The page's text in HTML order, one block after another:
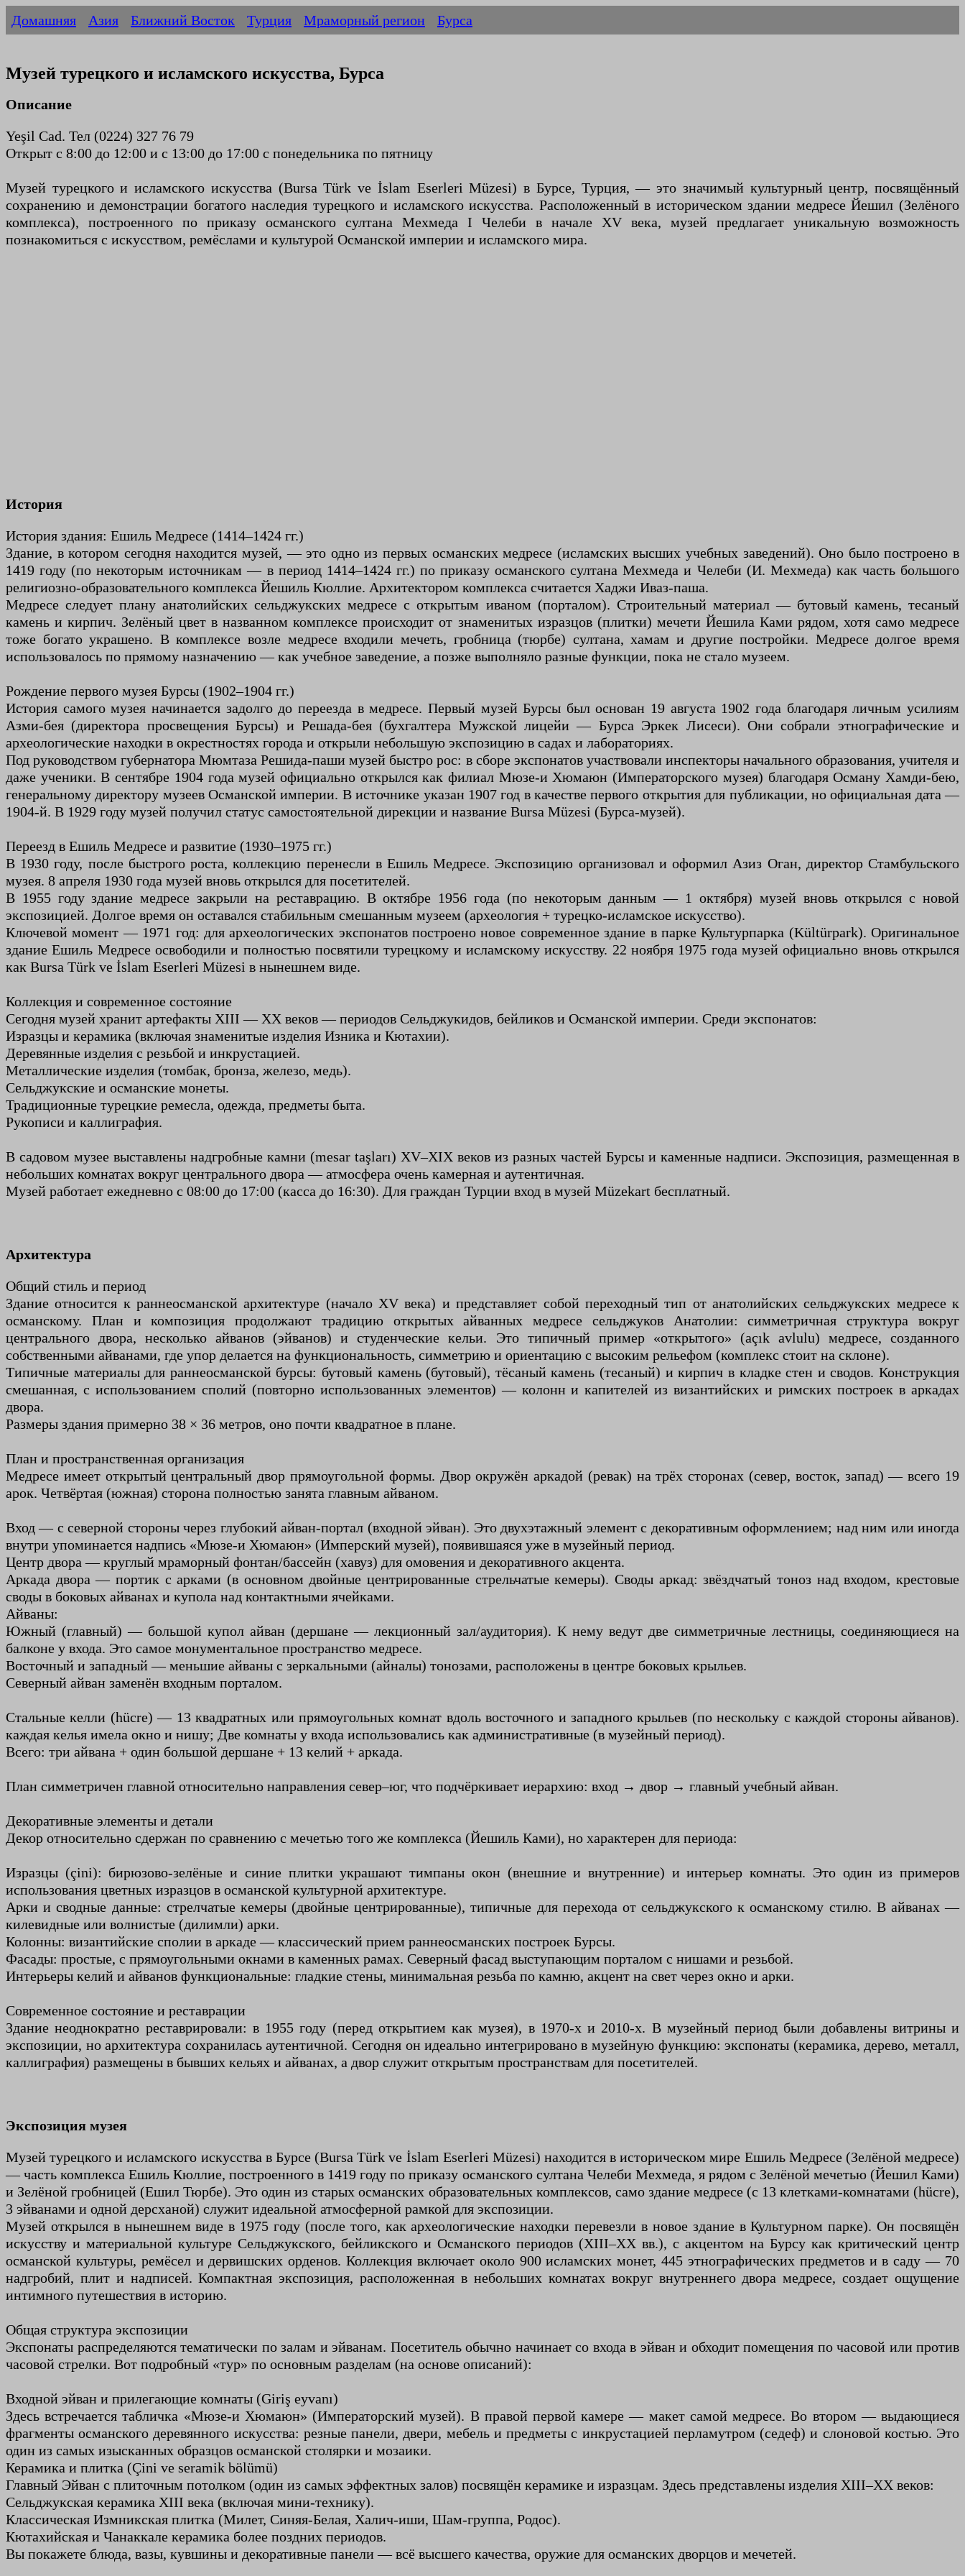
Домашняя Азия Ближний Восток Турция Мраморный регион Бурса
Музей турецкого и исламского искусства, Бурса
Описание
Yeşil Cad. Тел (0224) 327 76 79
Открыт с 8:00 до 12:00 и с 13:00 до 17:00 с понедельника по пятницу
Музей турецкого и исламского искусства (Bursa Türk ve İslam Eserleri Müzesi) в Бурсе, Турция, — это значимый культурный центр, посвящённый
сохранению и демонстрации богатого наследия турецкого и исламского искусства. Расположенный в историческом здании медресе Йешил (Зелёного
комплекса), построенного по приказу османского султана Мехмеда I Челеби в начале XV века, музей предлагает уникальную возможность
познакомиться с искусством, ремёслами и культурой Османской империи и исламского мира.
История
История здания: Ешиль Медресе (1414–1424 гг.)
Здание, в котором сегодня находится музей, — это одно из первых османских медресе (исламских высших учебных заведений). Оно было построено в
1419 году (по некоторым источникам — в период 1414–1424 гг.) по приказу османского султана Мехмеда и Челеби (И. Мехмеда) как часть большого
религиозно-образовательного комплекса Йешиль Кюллие. Архитектором комплекса считается Хаджи Иваз-паша.
Медресе следует плану анатолийских сельджукских медресе с открытым иваном (порталом). Строительный материал — бутовый камень, тесаный
камень и кирпич. Зелёный цвет в названном комплексе происходит от знаменитых изразцов (плитки) мечети Йешила Ками рядом, хотя само медресе
тоже богато украшено. В комплексе возле медресе входили мечеть, гробница (тюрбе) султана, хамам и другие постройки. Медресе долгое время
использовалось по прямому назначению — как учебное заведение, а позже выполняло разные функции, пока не стало музеем.
Рождение первого музея Бурсы (1902–1904 гг.)
История самого музея начинается задолго до переезда в медресе. Первый музей Бурсы был основан 19 августа 1902 года благодаря личным усилиям
Азми-бея (директора просвещения Бурсы) и Решада-бея (бухгалтера Мужской лицейи — Бурса Эркек Лисеси). Они собрали этнографические и
археологические находки в окрестностях города и открыли небольшую экспозицию в садах и лабораториях.
Под руководством губернатора Мюмтаза Решида-паши музей быстро рос: в сборе экспонатов участвовали инспекторы начального образования, учителя и
даже ученики. В сентябре 1904 года музей официально открылся как филиал Мюзе-и Хюмаюн (Императорского музея) благодаря Осману Хамди-бею,
генеральному директору музеев Османской империи. В источнике указан 1907 год в качестве первого открытия для публикации, но официальная дата —
1904-й. В 1929 году музей получил статус самостоятельной дирекции и название Bursa Müzesi (Бурса-музей).
Переезд в Ешиль Медресе и развитие (1930–1975 гг.)
В 1930 году, после быстрого роста, коллекцию перенесли в Ешиль Медресе. Экспозицию организовал и оформил Азиз Оган, директор Стамбульского
музея. 8 апреля 1930 года музей вновь открылся для посетителей.
В 1955 году здание медресе закрыли на реставрацию. В октябре 1956 года (по некоторым данным — 1 октября) музей вновь открылся с новой
экспозицией. Долгое время он оставался стабильным смешанным музеем (археология + турецко-исламское искусство).
Ключевой момент — 1971 год: для археологических экспонатов построено новое современное здание в парке Культурпарка (Kültürpark). Оригинальное
здание Ешиль Медресе освободили и полностью посвятили турецкому и исламскому искусству. 22 ноября 1975 года музей официально вновь открылся
как Bursa Türk ve İslam Eserleri Müzesi в нынешнем виде.
Коллекция и современное состояние
Сегодня музей хранит артефакты XIII — XX веков — периодов Сельджукидов, бейликов и Османской империи. Среди экспонатов:
Изразцы и керамика (включая знаменитые изделия Изника и Кютахии).
Деревянные изделия с резьбой и инкрустацией.
Металлические изделия (томбак, бронза, железо, медь).
Сельджукские и османские монеты.
Традиционные турецкие ремесла, одежда, предметы быта.
Рукописи и каллиграфия.
В садовом музее выставлены надгробные камни (mesar taşları) XV–XIX веков из разных частей Бурсы и каменные надписи. Экспозиция, размещенная в
небольших комнатах вокруг центрального двора — атмосфера очень камерная и аутентичная.
Музей работает ежедневно с 08:00 до 17:00 (касса до 16:30). Для граждан Турции вход в музей Müzekart бесплатный.
Архитектура
Общий стиль и период
Здание относится к раннеосманской архитектуре (начало XV века) и представляет собой переходный тип от анатолийских сельджукских медресе к
османскому. План и композиция продолжают традицию открытых айванных медресе сельджуков Анатолии: симметричная структура вокруг
центрального двора, несколько айванов (эйванов) и студенческие кельи. Это типичный пример «открытого» (açık avlulu) медресе, созданного
собственными айванами, где упор делается на функциональность, симметрию и ориентацию с высоким рельефом (комплекс стоит на склоне).
Типичные материалы для раннеосманской бурсы: бутовый камень (бутовый), тёсаный камень (тесаный) и кирпич в кладке стен и сводов. Конструкция
смешанная, с использованием сполий (повторно использованных элементов) — колонн и капителей из византийских и римских построек в аркадах
двора.
Размеры здания примерно 38 × 36 метров, оно почти квадратное в плане.
План и пространственная организация
Медресе имеет открытый центральный двор прямоугольной формы. Двор окружён аркадой (ревак) на трёх сторонах (север, восток, запад) — всего 19
арок. Четвёртая (южная) сторона полностью занята главным айваном.
Вход — с северной стороны через глубокий айван-портал (входной эйван). Это двухэтажный элемент с декоративным оформлением; над ним или иногда
внутри упоминается надпись «Мюзе-и Хюмаюн» (Имперский музей), появившаяся уже в музейный период.
Центр двора — круглый мраморный фонтан/бассейн (хавуз) для омовения и декоративного акцента.
Аркада двора — портик с арками (в основном двойные центрированные стрельчатые кемеры). Своды аркад: звёздчатый тоноз над входом, крестовые
своды в боковых айванах и купола над контактными ячейками.
Айваны:
Южный (главный) — большой купол айван (дершане — лекционный зал/аудитория). К нему ведут две симметричные лестницы, соединяющиеся на
балконе у входа. Это самое монументальное пространство медресе.
Восточный и западный — меньшие айваны с зеркальными (айналы) тонозами, расположены в центре боковых крыльев.
Северный айван заменён входным порталом.
Стальные келли (hücre) — 13 квадратных или прямоугольных комнат вдоль восточного и западного крыльев (по нескольку с каждой стороны айванов).
каждая келья имела окно и нишу; Две комнаты у входа использовались как административные (в музейный период).
Всего: три айвана + один большой дершане + 13 келий + аркада.
План симметричен главной относительно направления север–юг, что подчёркивает иерархию: вход → двор → главный учебный айван.
Декоративные элементы и детали
Декор относительно сдержан по сравнению с мечетью того же комплекса (Йешиль Ками), но характерен для периода:
Изразцы (çini): бирюзово-зелёные и синие плитки украшают тимпаны окон (внешние и внутренние) и интерьер комнаты. Это один из примеров
использования цветных изразцов в османской культурной архитектуре.
Арки и сводные данные: стрелчатые кемеры (двойные центрированные), типичные для перехода от сельджукского к османскому стилю. В айванах —
килевидные или волнистые (дилимли) арки.
Колонны: византийские сполии в аркаде — классический прием раннеосманских построек Бурсы.
Фасады: простые, с прямоугольными окнами в каменных рамах. Северный фасад выступающим порталом с нишами и резьбой.
Интерьеры келий и айванов функциональные: гладкие стены, минимальная резьба по камню, акцент на свет через окно и арки.
Современное состояние и реставрации
Здание неоднократно реставрировали: в 1955 году (перед открытием как музея), в 1970-х и 2010-х. В музейный период были добавлены витрины и
экспозиции, но архитектура сохранилась аутентичной. Сегодня он идеально интегрировано в музейную функцию: экспонаты (керамика, дерево, металл,
каллиграфия) размещены в бывших кельях и айванах, а двор служит открытым пространствам для посетителей.
Экспозиция музея
Музей турецкого и исламского искусства в Бурсе (Bursa Türk ve İslam Eserleri Müzesi) находится в историческом мире Ешиль Медресе (Зелёной медресе)
— часть комплекса Ешиль Кюллие, построенного в 1419 году по приказу османского султана Челеби Мехмеда, я рядом с Зелёной мечетью (Йешил Ками)
и Зелёной гробницей (Ешил Тюрбе). Это один из старых османских образовательных комплексов, само здание медресе (с 13 клетками-комнатами (hücre),
3 эйванами и одной дерсханой) служит идеальной атмосферной рамкой для экспозиции.
Музей открылся в нынешнем виде в 1975 году (после того, как археологические находки перевезли в новое здание в Культурном парке). Он посвящён
искусству и материальной культуре Сельджукского, бейликского и Османского периодов (XIII–XX вв.), с акцентом на Бурсу как критический центр
османской культуры, ремёсел и дервишских орденов. Коллекция включает около 900 исламских монет, 445 этнографических предметов и в саду — 70
надгробий, плит и надписей. Компактная экспозиция, расположенная в небольших комнатах вокруг внутреннего двора медресе, создает ощущение
интимного путешествия в историю.
Общая структура экспозиции
Экспонаты распределяются тематически по залам и эйванам. Посетитель обычно начинает со входа в эйван и обходит помещения по часовой или против
часовой стрелки. Вот подробный «тур» по основным разделам (на основе описаний):
Входной эйван и прилегающие комнаты (Giriş eyvanı)
Здесь встречается табличка «Мюзе-и Хюмаюн» (Императорский музей). В правой первой камере — макет самой медресе. Во втором — выдающиеся
фрагменты османского деревянного искусства: резные панели, двери, мебель и предметы с инкрустацией перламутром (седеф) и слоновой костью. Это
один из самых изысканных образцов османской столярки и мозаики.
Керамика и плитка (Çini ve seramik bölümü)
Главный Эйван с плиточным потолком (один из самых эффектных залов) посвящён керамике и изразцам. Здесь представлены изделия XIII–XX веков:
Сельджукская керамика XIII века (включая мини-технику).
Классическая Измникская плитка (Милет, Синяя-Белая, Халич-иши, Шам-группа, Родос).
Кютахийская и Чанаккале керамика более поздних периодов.
Вы покажете блюда, вазы, кувшины и декоративные панели — всё высшего качества, оружие для османских дворцов и мечетей.